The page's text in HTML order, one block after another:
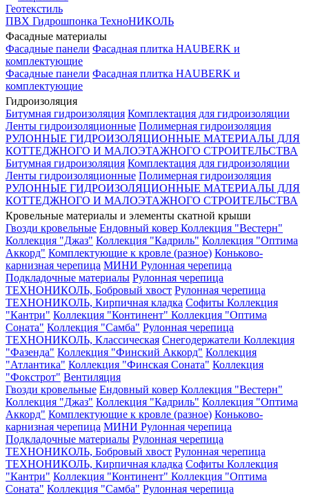
Геотекстиль
ПВХ Гидрошпонка ТехноНИКОЛЬ
Фасадные материалы
Фасадные панели Фасадная плитка HAUBERK и
комплектующие
Фасадные панели Фасадная плитка HAUBERK и
комплектующие
Гидроизоляция
Битумная гидроизоляция Комплектация для гидроизоляции
Ленты гидроизоляционные Полимерная гидроизоляция
РУЛОННЫЕ ГИДРОИЗОЛЯЦИОННЫЕ МАТЕРИАЛЫ ДЛЯ
КОТТЕДЖНОГО И МАЛОЭТАЖНОГО СТРОИТЕЛЬСТВА
Битумная гидроизоляция Комплектация для гидроизоляции
Ленты гидроизоляционные Полимерная гидроизоляция
РУЛОННЫЕ ГИДРОИЗОЛЯЦИОННЫЕ МАТЕРИАЛЫ ДЛЯ
КОТТЕДЖНОГО И МАЛОЭТАЖНОГО СТРОИТЕЛЬСТВА
Кровельные материалы и элементы скатной крыши
Гвозди кровельные Ендовный ковер Коллекция "Вестерн"
Коллекция "Джаз" Коллекция "Кадриль" Коллекция "Оптима
Аккорд" Комплектующие к кровле (разное) Коньково-
карнизная черепица МИНИ Рулонная черепица
Подкладочные материалы Рулонная черепица
ТЕХНОНИКОЛЬ, Бобровый хвост Рулонная черепица
ТЕХНОНИКОЛЬ, Кирпичная кладка Софиты Коллекция
"Кантри" Коллекция "Континент" Коллекция "Оптима
Соната" Коллекция "Самба" Рулонная черепица
ТЕХНОНИКОЛЬ, Классическая Снегодержатели Коллекция
"Фазенда" Коллекция "Финский Аккорд" Коллекция
"Атлантика" Коллекция "Финская Соната" Коллекция
"Фокстрот" Вентиляция
Гвозди кровельные Ендовный ковер Коллекция "Вестерн"
Коллекция "Джаз" Коллекция "Кадриль" Коллекция "Оптима
Аккорд" Комплектующие к кровле (разное) Коньково-
карнизная черепица МИНИ Рулонная черепица
Подкладочные материалы Рулонная черепица
ТЕХНОНИКОЛЬ, Бобровый хвост Рулонная черепица
ТЕХНОНИКОЛЬ, Кирпичная кладка Софиты Коллекция
"Кантри" Коллекция "Континент" Коллекция "Оптима
Соната" Коллекция "Самба" Рулонная черепица